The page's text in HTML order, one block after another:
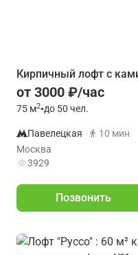
Кирпичный лофт с
от 3000 ₽/час
75 м2•до 50 чел.
Павелецкая
10 мин
Москва
3929
Позвонить